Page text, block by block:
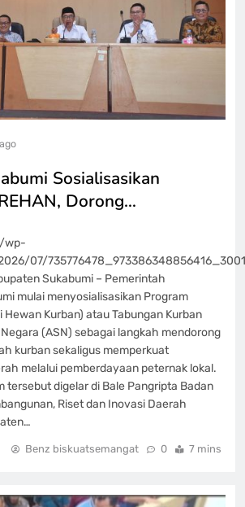
Sosialisasikan
Dorong…
wp-
07/
Sukabumi – Pemerintah
mulai menyosialisasikan Program
Hewan Kurban) atau Tabungan Kurban
(ASN) sebagai langkah mendorong
kurban sekaligus memperkuat
melalui pemberdayaan peternak lokal.
tersebut digelar di Bale Pangripta Badan
Riset dan Inovasi Daerah
Benz biskuatsemangat 0 7 mins